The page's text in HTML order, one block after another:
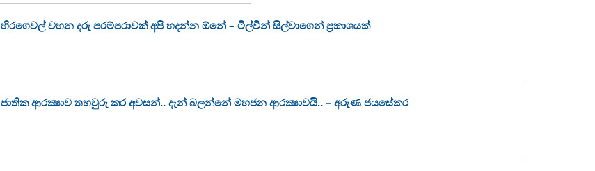
හිරගෙවල් වහන දරු පරම්පරාවක් අපි හදන්න ඕනේ – ටිල්වින් සිල්වාගෙන් ප්‍රකාශයක්
ජාතික ආරක්‍ෂාව තහවුරු කර අවසන්.. දැන් බලන්නේ මහජන ආරක්‍ෂාවයි.. – අරුණ ජයසේකර